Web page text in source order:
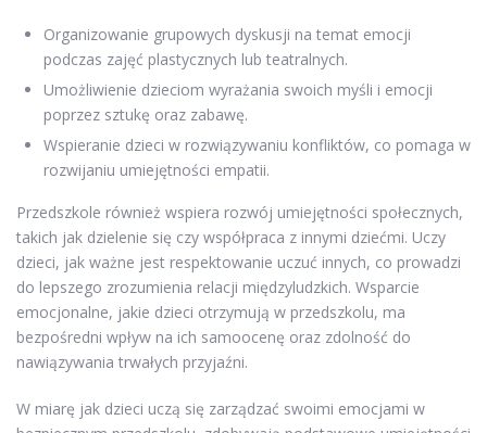
Organizowanie grupowych dyskusji na temat emocji
podczas zajęć plastycznych lub teatralnych.
Umożliwienie dzieciom wyrażania swoich myśli i emocji
poprzez sztukę oraz zabawę.
Wspieranie dzieci w rozwiązywaniu konfliktów, co pomaga w
rozwijaniu umiejętności empatii.
Przedszkole również wspiera rozwój umiejętności społecznych,
takich jak dzielenie się czy współpraca z innymi dziećmi. Uczy
dzieci, jak ważne jest respektowanie uczuć innych, co prowadzi
do lepszego zrozumienia relacji międzyludzkich. Wsparcie
emocjonalne, jakie dzieci otrzymują w przedszkolu, ma
bezpośredni wpływ na ich samoocenę oraz zdolność do
nawiązywania trwałych przyjaźni.
W miarę jak dzieci uczą się zarządzać swoimi emocjami w